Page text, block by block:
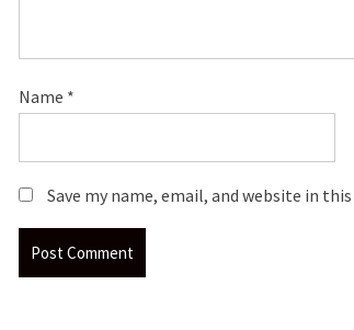
Name *
Save my name, email, and website in